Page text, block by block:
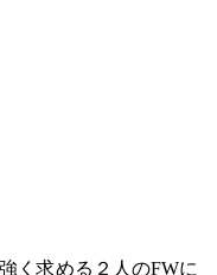
く求める２人のFWに